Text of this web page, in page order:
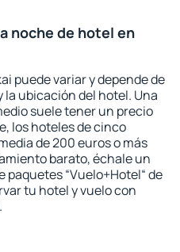
noche de hotel en
puede variar y depende de
ubicación del hotel. Una
suele tener un precio
los hoteles de cinco
de 200 euros o más
barato, échale un
paquetes “Vuelo+Hotel“ de
tu hotel y vuelo con